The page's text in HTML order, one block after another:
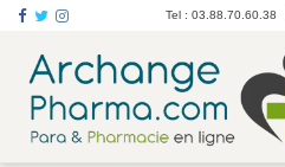
Tel : 03.88.70.60.38